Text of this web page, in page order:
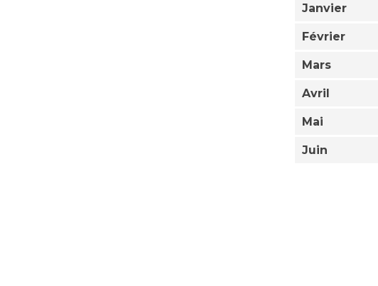
Janvier
Février
Mars
Avril
Mai
Juin